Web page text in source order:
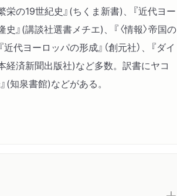
の19世紀史』(ちくま新書)、『近代ヨー
史』(講談社選書メチエ)、『〈情報〉帝国の
代ヨーロッパの形成』（創元社）、『ダイ
経済新聞出版社)など多数。訳書にヤコ
(知泉書館)などがある。